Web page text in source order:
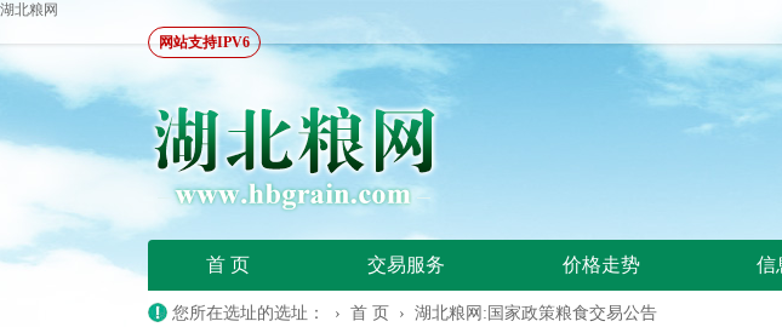
湖北粮网
网站支持IPV6
首 页 交易服务 价格走势 信
您所在选址的选址： › 首 页 › 湖北粮网:国家政策粮食交易公告